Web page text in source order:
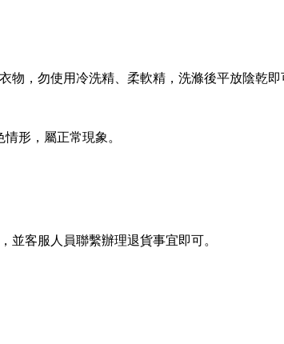
，勿使用冷洗精、柔軟精，洗滌後平放陰乾即
形，屬正常現象。
並客服人員聯繫辦理退貨事宜即可。